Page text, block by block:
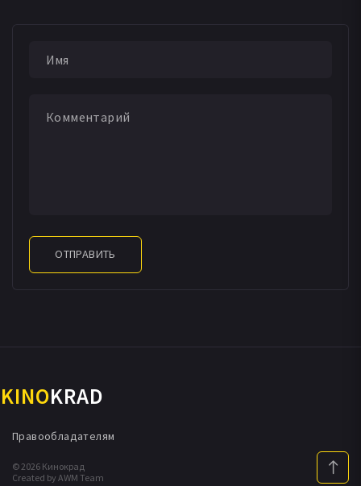
ОТПРАВИТЬ
KINOKRAD
© 2026 Кинокрад
Created by AWM Team
Правообладателям